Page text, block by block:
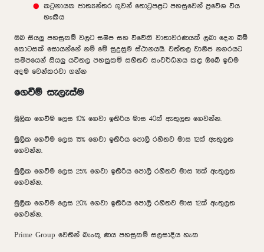
කටුනායක ජාත්‍යන්තර ගුවන් තොටුපළට පහසුවෙන් ප්‍රවේශ විය
හැකිය
ඔබ සියලු පහසුකම් වලට සමීප සහ විවේකී වාතාවරණයක් ලබා දෙන බිම්
කොටසක් සොයන්නේ නම් මේ සුදුසුම ස්ථානයයි. වත්තල වානිජ නගරයට
සමීපයෙන් සියලු යටිතල පහසුකම් සහිතව සංවර්ධනය කළ ඔබේ ඉඩම
අදම වෙන්කරවා ගන්න
ගෙවීම් සැලැස්ම
මුලික ගෙවීම ලෙස 10% ගෙවා ඉතිරිය මාස 40ක් ඇතුලත ගෙවන්න.
මුලික ගෙවීම ලෙස 15% ගෙවා ඉතිරිය පොලි රහිතව මාස 12ක් ඇතුලත
ගෙවන්න.
මුලික ගෙවීම ලෙස 25% ගෙවා ඉතිරිය පොලි රහිතව මාස 18ක් ඇතුලත
ගෙවන්න.
මුලික ගෙවීම ලෙස 20% ගෙවා ඉතිරිය පොලි රහිතව මාස 12ක් ඇතුලත
ගෙවන්න.
Prime Group වෙතින් බැංකු ණය පහසුකම් සලසාදිය හැක